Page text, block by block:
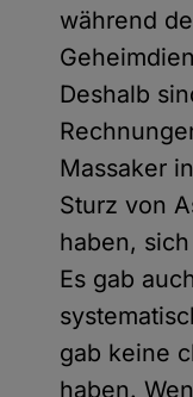
während
Deshalb
Massaker
Sturz von
haben,
Es gab
gab keine
haben.